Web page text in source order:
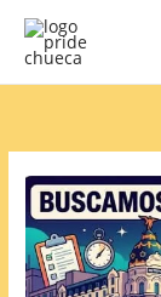
contenido